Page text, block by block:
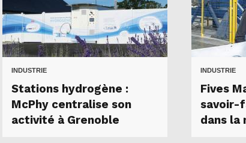
INDUSTRIE
Stations hydrogène :
McPhy centralise son
activité à Grenoble
INDUSTRIE
Fives
savoir-
dans la